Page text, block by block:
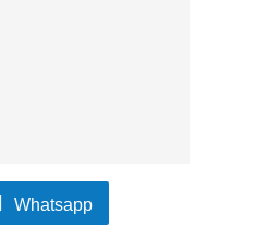
Whatsapp